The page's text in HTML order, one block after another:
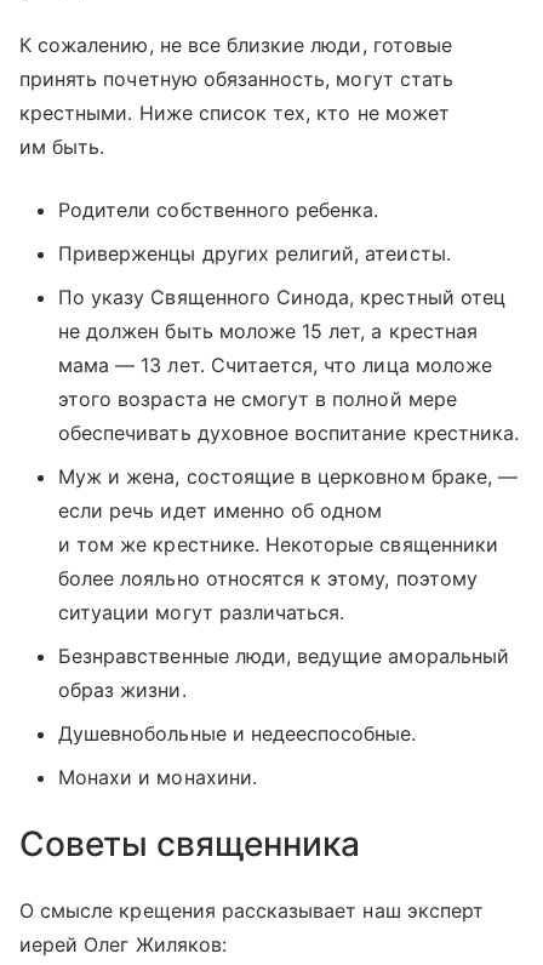
К сожалению, не все близкие люди, готовые
принять почетную обязанность, могут стать
крестными. Ниже список тех, кто не может
им быть.
Родители собственного ребенка.
Приверженцы других религий, атеисты.
По указу Священного Синода, крестный отец
не должен быть моложе 15 лет, а крестная
мама — 13 лет. Считается, что лица моложе
этого возраста не смогут в полной мере
обеспечивать духовное воспитание крестника.
Муж и жена, состоящие в церковном браке, —
если речь идет именно об одном
и том же крестнике. Некоторые священники
более лояльно относятся к этому, поэтому
ситуации могут различаться.
Безнравственные люди, ведущие аморальный
образ жизни.
Душевнобольные и недееспособные.
Монахи и монахини.
Советы священника
О смысле крещения рассказывает наш эксперт
иерей Олег Жиляков: